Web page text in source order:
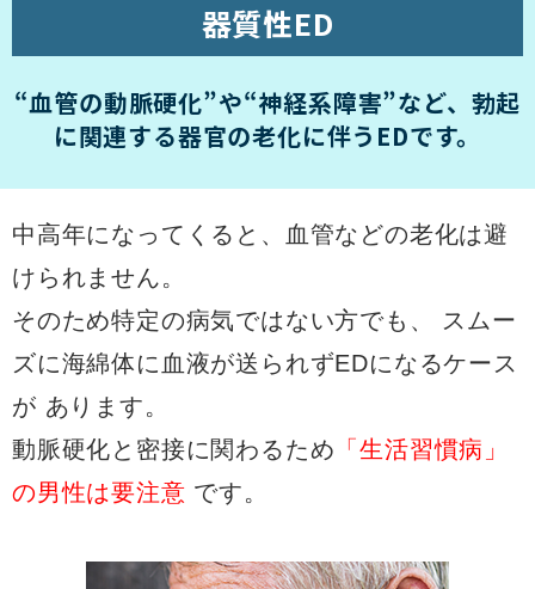
器質性ED
“血管の動脈硬化”や“神経系障害”など、 勃起
に関連する器官の老化に伴うEDです。
中高年になってくると、血管などの老化は避
けられません。
そのため特定の病気ではない方でも、
スムー
ズに海綿体に血液が送られずEDになるケース
が あります。
動脈硬化と密接に関わるため 「生活習慣病」
の男性は要注意 です。